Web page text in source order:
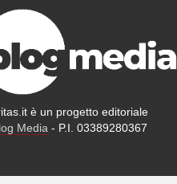
è un progetto editoriale
Media - P.I. 03389280367